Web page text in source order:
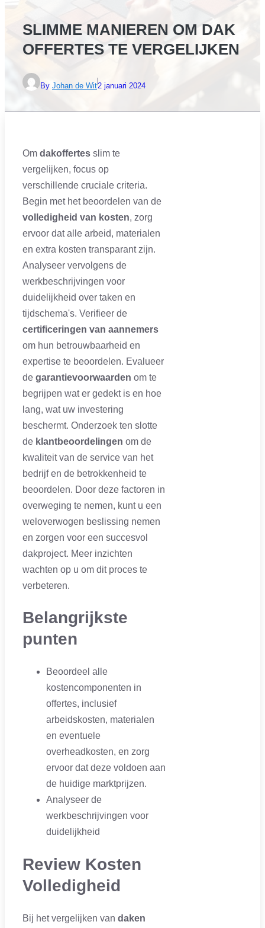
SLIMME MANIEREN OM DAK
OFFERTES TE VERGELIJKEN
By Johan de Wit2 januari 2024
Om dakoffertes slim te
vergelijken, focus op
verschillende cruciale criteria.
Begin met het beoordelen van de
volledigheid van kosten, zorg
ervoor dat alle arbeid, materialen
en extra kosten transparant zijn.
Analyseer vervolgens de
werkbeschrijvingen voor
duidelijkheid over taken en
tijdschema's. Verifieer de
certificeringen van aannemers
om hun betrouwbaarheid en
expertise te beoordelen. Evalueer
de garantievoorwaarden om te
begrijpen wat er gedekt is en hoe
lang, wat uw investering
beschermt. Onderzoek ten slotte
de klantbeoordelingen om de
kwaliteit van de service van het
bedrijf en de betrokkenheid te
beoordelen. Door deze factoren in
overweging te nemen, kunt u een
weloverwogen beslissing nemen
en zorgen voor een succesvol
dakproject. Meer inzichten
wachten op u om dit proces te
verbeteren.
Belangrijkste
punten
Beoordeel alle
kostencomponenten in
offertes, inclusief
arbeidskosten, materialen
en eventuele
overheadkosten, en zorg
ervoor dat deze voldoen aan
de huidige marktprijzen.
Analyseer de
werkbeschrijvingen voor
duidelijkheid
Review Kosten
Volledigheid
Bij het vergelijken van daken